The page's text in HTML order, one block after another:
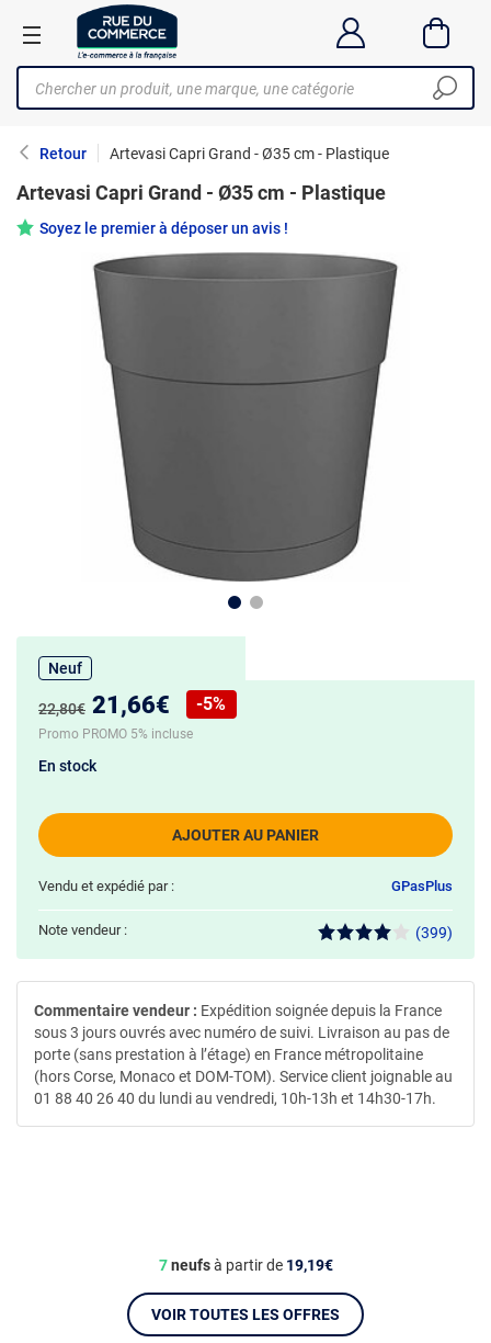
Retour Artevasi Capri Grand - Ø35 cm - Plastique
Artevasi Capri Grand - Ø35 cm - Plastique
Soyez le premier à déposer un avis !
Neuf
Ancien prix :
22,80€ Nouveau prix :
21,66€
Réduction de :
-5%
Promo PROMO 5% incluse
AJOUTER AU PANIER
En stock
Vendu et expédié par : GPasPlus
Note vendeur : (399)
7neufsà partir de 19,19€
VOIR TOUTES LES OFFRES
Commentaire vendeur : Expédition soignée depuis la France
sous 3 jours ouvrés avec numéro de suivi. Livraison au pas de
porte (sans prestation à l’étage) en France métropolitaine
(hors Corse, Monaco et DOM-TOM). Service client joignable au
01 88 40 26 40 du lundi au vendredi, 10h-13h et 14h30-17h.